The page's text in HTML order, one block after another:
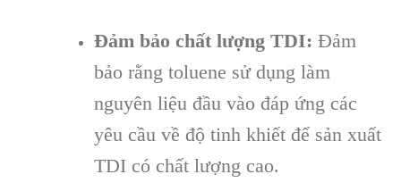
Đảm bảo chất lượng TDI: Đảm
bảo rằng toluene sử dụng làm
nguyên liệu đầu vào đáp ứng các
yêu cầu về độ tinh khiết để sản xuất
TDI có chất lượng cao.